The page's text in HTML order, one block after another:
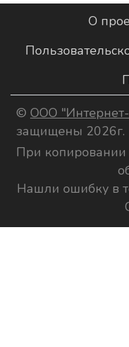
О
© ООО
защищены 2026г.
При копировании
Нашли ошибку в